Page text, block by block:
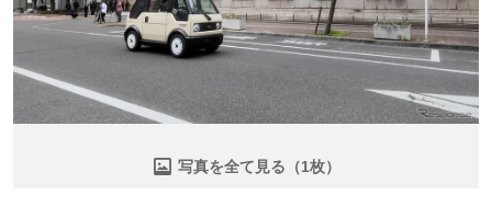
写真を全て見る（1枚）